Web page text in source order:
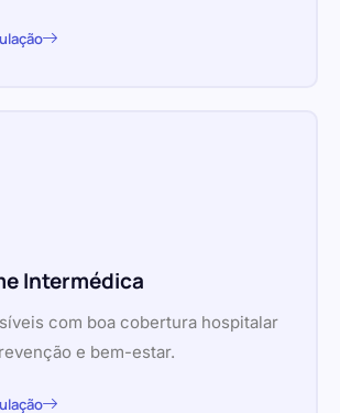
Intermédica
com boa cobertura hospitalar
e bem-estar.